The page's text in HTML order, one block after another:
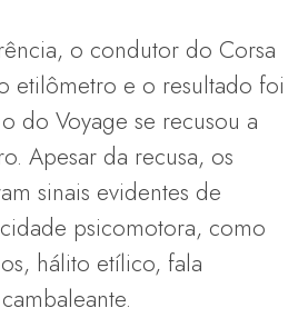
o condutor do Corsa
etilômetro e o resultado foi
do Voyage se recusou a
Apesar da recusa, os
sinais evidentes de
psicomotora, como
hálito etílico, fala